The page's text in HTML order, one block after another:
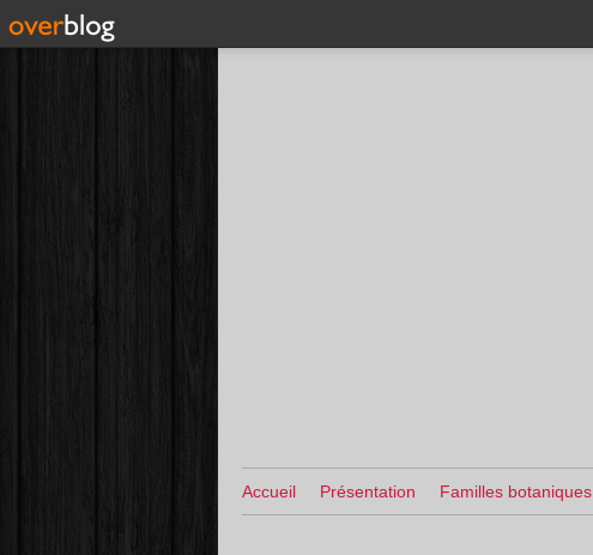
Accueil Présentation Familles botaniques